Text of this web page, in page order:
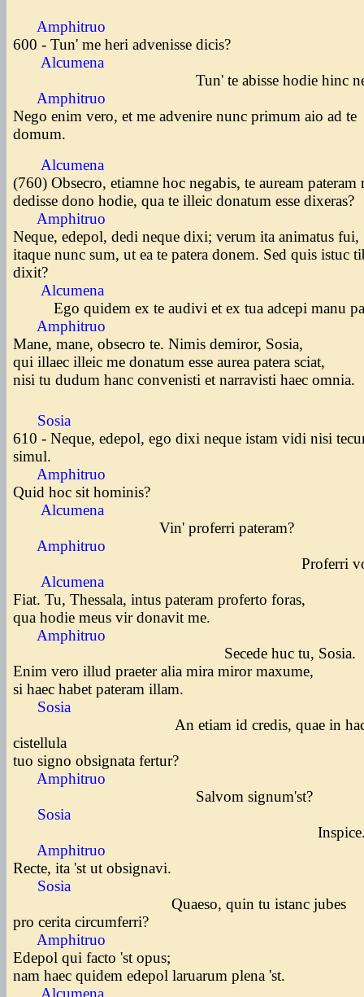
Amphitruo
600 - Tun' me heri advenisse dicis?
Alcumena
Tun' te abisse hodie hinc
Amphitruo
Nego enim vero, et me advenire nunc primum aio ad te
domum.
Alcumena
(760) Obsecro, etiamne hoc negabis, te auream
dedisse dono hodie, qua te illeic donatum esse dixeras?
Amphitruo
Neque, edepol, dedi neque dixi; verum ita animatus fui,
itaque nunc sum, ut ea te patera donem. Sed quis istuc
dixit?
Alcumena
Ego quidem ex te audivi et ex tua adcepi manu
Amphitruo
Mane, mane, obsecro te. Nimis demiror, Sosia,
qui illaec illeic me donatum esse aurea patera sciat,
nisi tu dudum hanc convenisti et narravisti haec omnia.
Sosia
610 - Neque, edepol, ego dixi neque istam vidi nisi
simul.
Amphitruo
Quid hoc sit hominis?
Alcumena
Vin' proferri pateram?
Amphitruo
Proferri
Alcumena
Fiat. Tu, Thessala, intus pateram proferto foras,
qua hodie meus vir donavit me.
Amphitruo
Secede huc tu, Sosia.
Enim vero illud praeter alia mira miror maxume,
si haec habet pateram illam.
Sosia
An etiam id credis, quae in
cistellula
tuo signo obsignata fertur?
Amphitruo
Salvom signum'st?
Sosia
Amphitruo
Recte, ita 'st ut obsignavi.
Sosia
Quaeso, quin tu istanc jubes
pro cerita circumferri?
Amphitruo
Edepol qui facto 'st opus;
nam haec quidem edepol laruarum plena 'st.
Alcumena